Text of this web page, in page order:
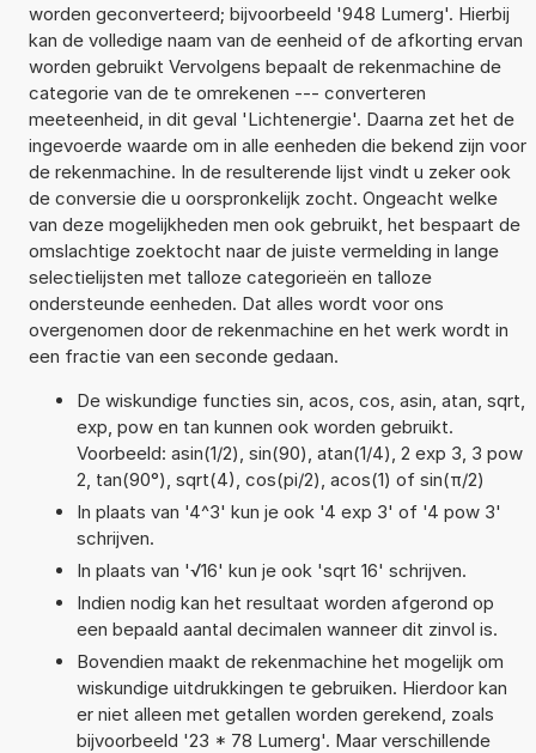
worden geconverteerd; bijvoorbeeld '948 Lumerg'. Hierbij
kan de volledige naam van de eenheid of de afkorting ervan
worden gebruikt Vervolgens bepaalt de rekenmachine de
categorie van de te omrekenen --- converteren
meeteenheid, in dit geval 'Lichtenergie'. Daarna zet het de
ingevoerde waarde om in alle eenheden die bekend zijn voor
de rekenmachine. In de resulterende lijst vindt u zeker ook
de conversie die u oorspronkelijk zocht. Ongeacht welke
van deze mogelijkheden men ook gebruikt, het bespaart de
omslachtige zoektocht naar de juiste vermelding in lange
selectielijsten met talloze categorieën en talloze
ondersteunde eenheden. Dat alles wordt voor ons
overgenomen door de rekenmachine en het werk wordt in
een fractie van een seconde gedaan.
De wiskundige functies sin, acos, cos, asin, atan, sqrt,
exp, pow en tan kunnen ook worden gebruikt.
Voorbeeld: asin(1/2), sin(90), atan(1/4), 2 exp 3, 3 pow
2, tan(90°), sqrt(4), cos(pi/2), acos(1) of sin(π/2)
In plaats van '4^3' kun je ook '4 exp 3' of '4 pow 3'
schrijven.
In plaats van '√16' kun je ook 'sqrt 16' schrijven.
Indien nodig kan het resultaat worden afgerond op
een bepaald aantal decimalen wanneer dit zinvol is.
Bovendien maakt de rekenmachine het mogelijk om
wiskundige uitdrukkingen te gebruiken. Hierdoor kan
er niet alleen met getallen worden gerekend, zoals
bijvoorbeeld '23 * 78 Lumerg'. Maar verschillende